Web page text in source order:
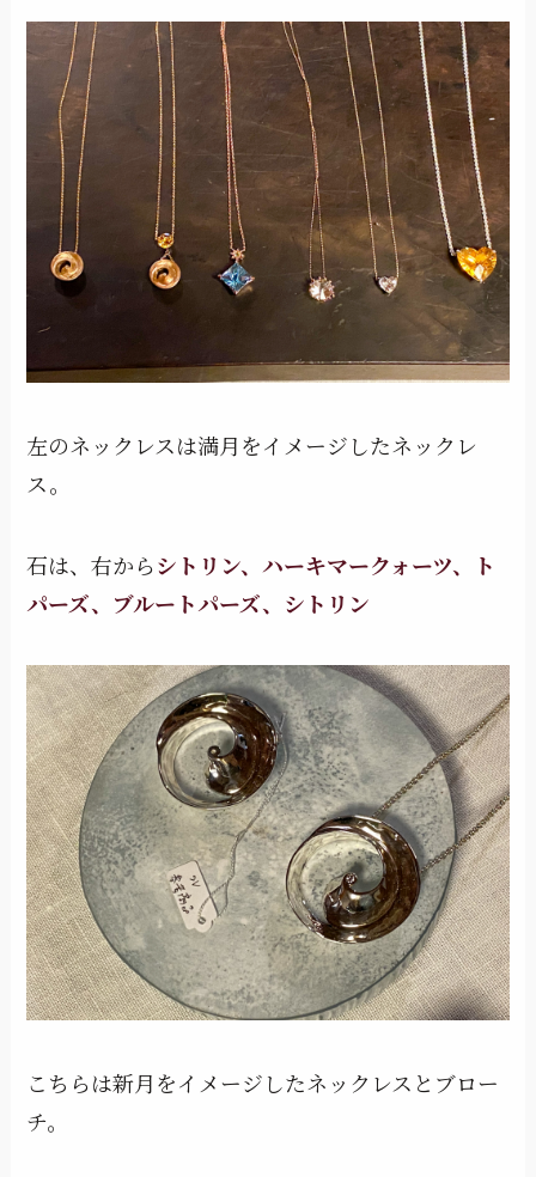
左のネックレスは満月をイメージしたネックレ
ス。
石は、右からシトリン、ハーキマークォーツ、ト
パーズ、ブルートパーズ、シトリン
こちらは新月をイメージしたネックレスとブロー
チ。